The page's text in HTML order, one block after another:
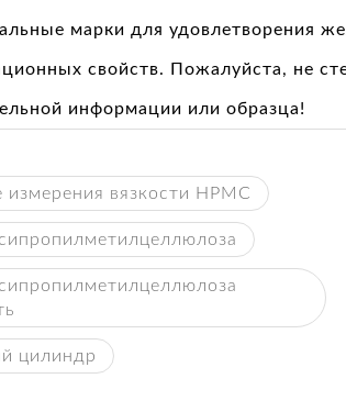
марки для удовлетворения
свойств. Пожалуйста, не
информации или образца!
измерения вязкости HPMC
цилиндр